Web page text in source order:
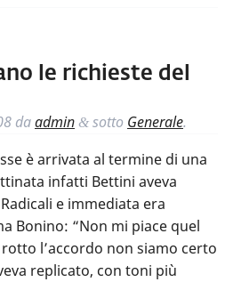
le richieste del
daadmin & sotto Generale.
è arrivata al termine di una
infatti Bettini aveva
e immediata era
Bonino: “Non mi piace quel
l’accordo non siamo certo
replicato, con toni più